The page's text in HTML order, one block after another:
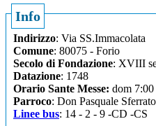
Info
Indirizzo: Via SS.Immacolata
Comune: 80075 - Forio
Secolo di Fondazione: XVIII
Datazione: 1748
Orario Sante Messe: dom
Parroco: Don Pasquale
Linee bus: 14 - 2 - 9 -CD -CS